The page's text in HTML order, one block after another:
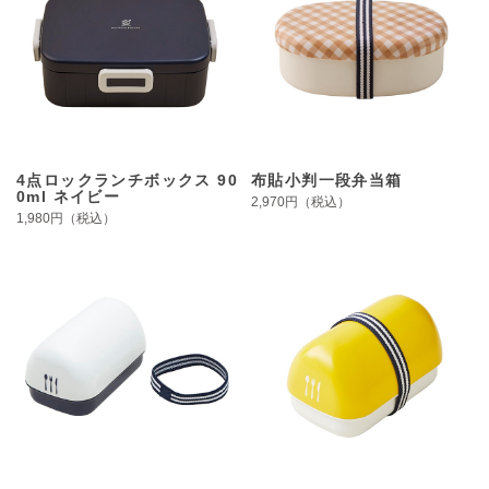
4点ロックランチボックス 90
0ml ネイビー
1,980円（税込）
布貼小判一段弁当箱
2,970円（税込）